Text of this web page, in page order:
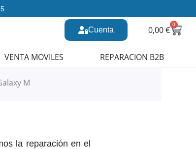
Cuenta 0,00€
0
REPARACION MOVILES
VENTA MOVILES REPARACION B2B
M
la reparación en el